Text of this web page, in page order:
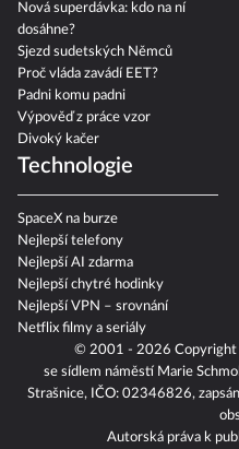
© 2001 - 2026 Copyright
se sídlem náměstí Marie
Strašnice, IČO: 02346826,
Autorská práva k
Nová superdávka: kdo na ní
dosáhne?
Sjezd sudetských Němců
Proč vláda zavádí EET?
Padni komu padni
Výpověď z práce vzor
Divoký kačer
Technologie
SpaceX na burze
Nejlepší telefony
Nejlepší AI zdarma
Nejlepší chytré hodinky
Nejlepší VPN – srovnání
Netflix filmy a seriály